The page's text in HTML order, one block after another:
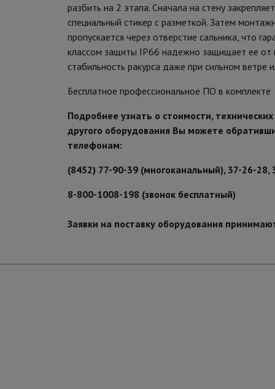
разбить на 2 этапа. Сначала на стену
специальный стикер с разметкой. Затем
пропускается через отверстие сальника, что
классом защиты IP66 надежно защищает ее
стабильность ракурса даже при сильном
Бесплатное профессиональное ПО в комплекте
Подробнее узнать о стоимости,
другого оборудования Вы можете
телефонам:
(8452) 77-90-39 (многоканальный), 37-26-28,
8-800-1008-198 (звонок бесплатный)
Заявки на поставку оборудования